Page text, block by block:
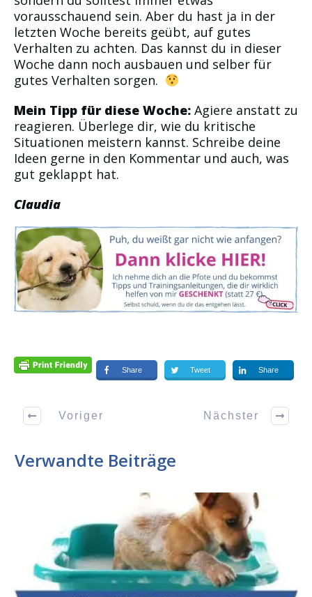
vorausschauend sein. Aber du hast ja in der
letzten Woche bereits geübt, auf gutes
Verhalten zu achten. Das kannst du in dieser
Woche dann noch ausbauen und selber für
gutes Verhalten sorgen.
Mein Tipp für diese Woche: Agiere anstatt zu
reagieren. Überlege dir, wie du kritische
Situationen meistern kannst. Schreibe deine
Ideen gerne in den Kommentar und auch, was
gut geklappt hat.
Claudia
Share Tweet Share
Voriger Nächster
Verwandte Beiträge